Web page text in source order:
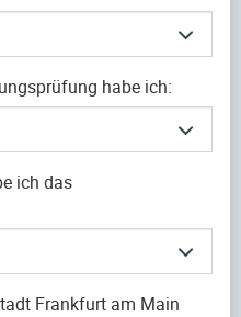
habe ich:
ich das
Frankfurt am Main